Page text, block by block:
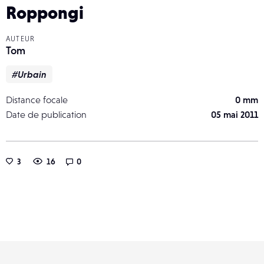
Roppongi
AUTEUR
Tom
#Urbain
Distance focale
0 mm
Date de publication
05 mai 2011
3 16 0